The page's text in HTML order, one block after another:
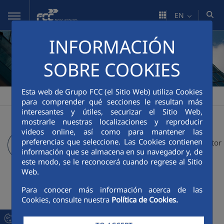
Skip to Main Content
INFORMACIÓN
SOBRE COOKIES
Esta web de Grupo FCC (el Sitio Web) utiliza Cookies
para comprender qué secciones le resultan más
interesantes y útiles, securizar el Sitio Web,
mostrarle nuestras localizaciones y reproducir
videos online, así como para mantener las
preferencias que seleccione. Las Cookies contienen
información que se almacena en su navegador y, de
este modo, se le reconocerá cuando regrese al Sitio
Web.
Para conocer más información acerca de las
Cookies, consulte nuestra Política de Cookies.
EN
FCC Medio Ambiente > Analysts' reports
Investor Agenda Shareholder and Investor
Relations
Latest analysts' reports